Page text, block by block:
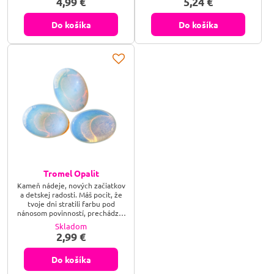
Do košíka
Podporuje zvýšenie
sebavedomia, vyrovnanosti a
schopnosť čeliť obavám. Je
vhodný pre meditáciu. Elegantná
ručne vylievaná sviečka z
Do košíka
Tromel Opalit
Kameň nádeje, nových začiatkov
a detskej radosti. Máš pocit, že
tvoje dni stratili farbu pod
nánosom povinností, prechádzaš
obdobím veľkých životných
zmien a hľadáš v sebe stratenú
odvahu, alebo túžiš po niečom,
čo by tvoju myseľ okamžite
rozjasnilo ako ranná rosa? Opalit
je tvojím svetelným sprievodcom
Skladom
2,99 €
Do košíka